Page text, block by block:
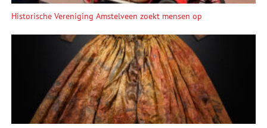
Historische Vereniging Amstelveen zoekt mensen op